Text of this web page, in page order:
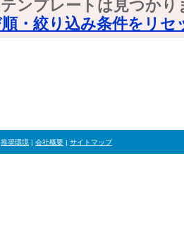
ンプレートは見つかり
・絞り込み条件をリセ
推奨環境 | 会社概要 | サイトマップ